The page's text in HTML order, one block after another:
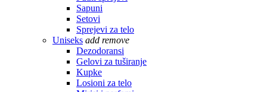
Sapuni
Setovi
Sprejevi za telo
Uniseks add remove
Dezodoransi
Gelovi za tuširanje
Kupke
Losioni za telo